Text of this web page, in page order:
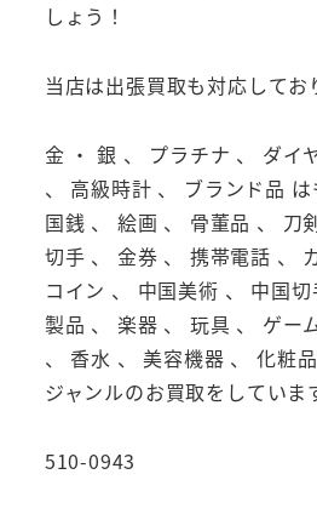
しょう！
当店は出張買取も対応してお
金 ・ 銀 、 プラチナ 、 ダイ
、 高級時計 、 ブランド品
国銭 、 絵画 、 骨董品 、 刀
切手 、 金券 、 携帯電話 、
コイン 、 中国美術 、 中国
製品 、 楽器 、 玩具 、 ゲー
、 香水 、 美容機器 、 化粧
ジャンルのお買取をしていま
510-0943